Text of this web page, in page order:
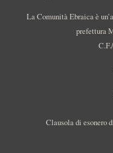
La Comunità Ebraica è
prefettura
Clausola di esonero